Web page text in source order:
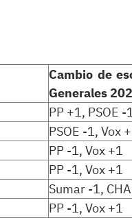
Cambio de
Generales
PP +1, PSOE -
PSOE -1, Vox
PP -1, Vox +1
PP -1, Vox +1
Sumar -1,
PP -1, Vox +1